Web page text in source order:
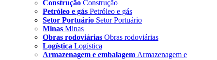
Construção Construção
Petróleo e gás Petróleo e gás
Setor Portuário Setor Portuário
Minas Minas
Obras rodoviárias Obras rodoviárias
Logística Logística
Armazenagem e embalagem Armazenagem e